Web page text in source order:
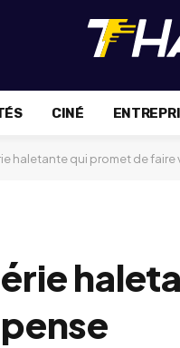
CINÉ
haletante qui promet de